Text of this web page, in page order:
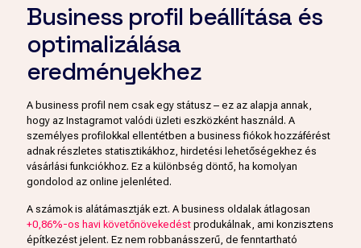
Business profil beállítása és
optimalizálása
eredményekhez
A business profil nem csak egy státusz – ez az alapja annak,
hogy az Instagramot valódi üzleti eszközként használd. A
személyes profilokkal ellentétben a business fiókok hozzáférést
adnak részletes statisztikákhoz, hirdetési lehetőségekhez és
vásárlási funkciókhoz. Ez a különbség döntő, ha komolyan
gondolod az online jelenléted.
A számok is alátámasztják ezt. A business oldalak átlagosan
+0,86%-os havi követőnövekedést produkálnak, ami konzisztens
építkezést jelent. Ez nem robbanásszerű, de fenntartható